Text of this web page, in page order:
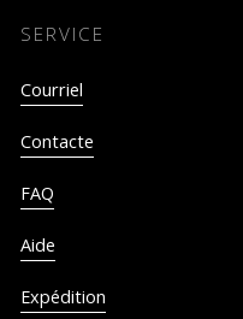
SERVICE
Courriel
Contacte
FAQ
Aide
Expédition